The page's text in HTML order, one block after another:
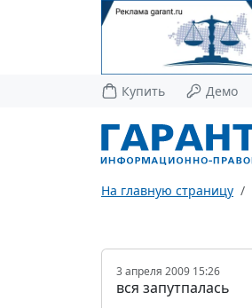
Купить Демо
На главную страницу
3 апреля 2009 15:26
вся запутпалась